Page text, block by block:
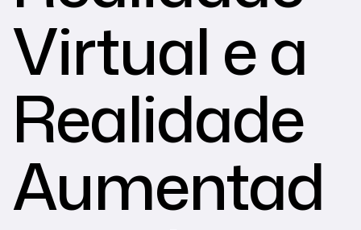
Virtual e a
Realidade
Aumentad